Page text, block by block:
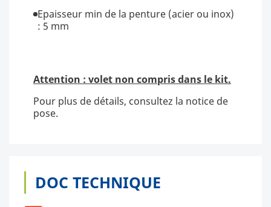
Epaisseur min de la penture (acier ou inox)
: 5 mm
Attention : volet non compris dans le kit.
Pour plus de détails, consultez la notice de
pose.
DOC TECHNIQUE